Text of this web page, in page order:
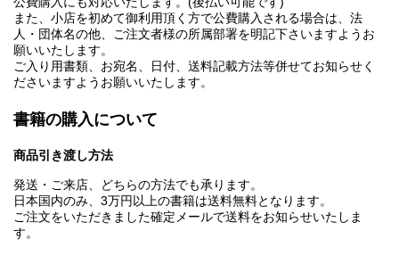
また、小店を初めて御利用頂く方で公費購入される場合は、法
人・団体名の他、ご注文者様の所属部署を明記下さいますようお
願いいたします。
ご入り用書類、お宛名、日付、送料記載方法等併せてお知らせく
ださいますようお願いいたします。
書籍の購入について
商品引き渡し方法
発送・ご来店、どちらの方法でも承ります。
日本国内のみ、3万円以上の書籍は送料無料となります。
ご注文をいただきました確定メールで送料をお知らせいたしま
す。